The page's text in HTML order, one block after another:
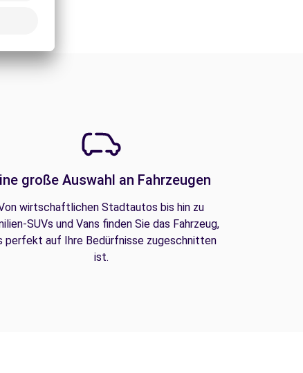
große Auswahl an Fahrzeugen
wirtschaftlichen Stadtautos bis hin zu
SUVs und Vans finden Sie das Fahrzeug,
perfekt auf Ihre Bedürfnisse zugeschnitten
ist.